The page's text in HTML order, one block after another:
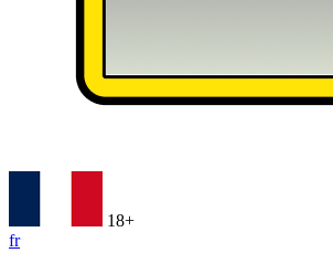
18+
fr